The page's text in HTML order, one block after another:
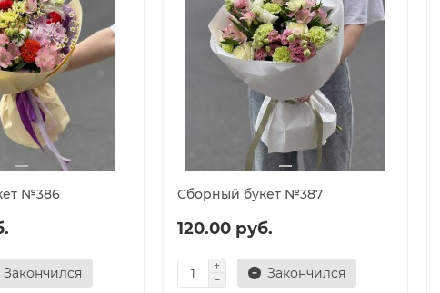
№386
Закончился
Cборный букет №387
120.00 руб.
Закончился